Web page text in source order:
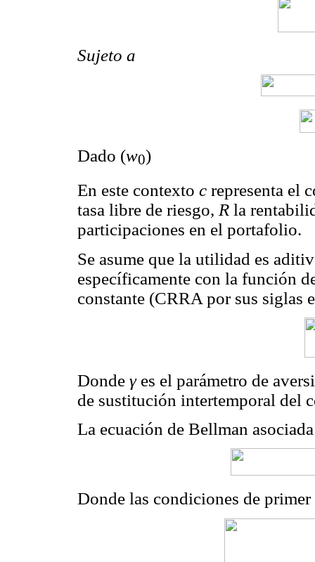
Sujeto a
Dado (w0)
En este contexto c representa el
tasa libre de riesgo, R la
participaciones en el portafolio.
Se asume que la utilidad es
específicamente con la función
constante (CRRA por sus siglas
Donde γes el parámetro de
de sustitución intertemporal del
La ecuación de Bellman
Donde las condiciones de